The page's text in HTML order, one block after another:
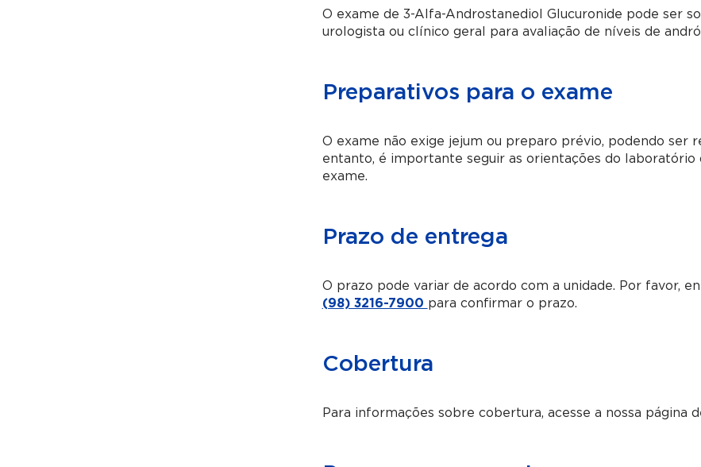
O exame de 3-Alfa-Androstanediol Glucuronide pode ser
urologista ou clínico geral para avaliação de níveis de
Preparativos para o exame
O exame não exige jejum ou preparo prévio, podendo ser
entanto, é importante seguir as orientações do laboratório
exame.
Prazo de entrega
O prazo pode variar de acordo com a unidade. Por favor,
(98) 3216-7900 para confirmar o prazo.
Cobertura
Para informações sobre cobertura, acesse a nossa página